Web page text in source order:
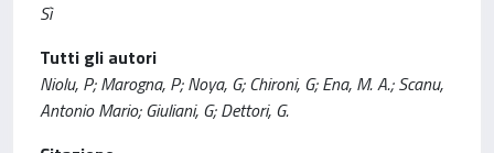
Sì
Tutti gli autori
Niolu, P; Marogna, P; Noya, G; Chironi, G; Ena, M. A.; Scanu,
Antonio Mario; Giuliani, G; Dettori, G.